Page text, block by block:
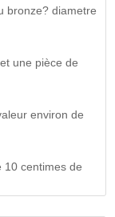
bronze? diametre
une pièce de
environ de
10 centimes de